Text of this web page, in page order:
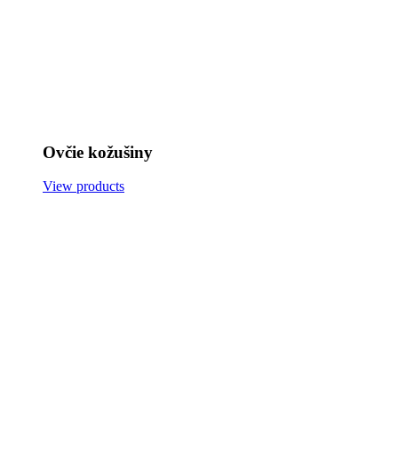
Ovčie kožušiny
View products